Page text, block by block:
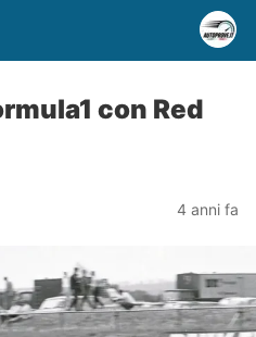
con Red
4 anni fa